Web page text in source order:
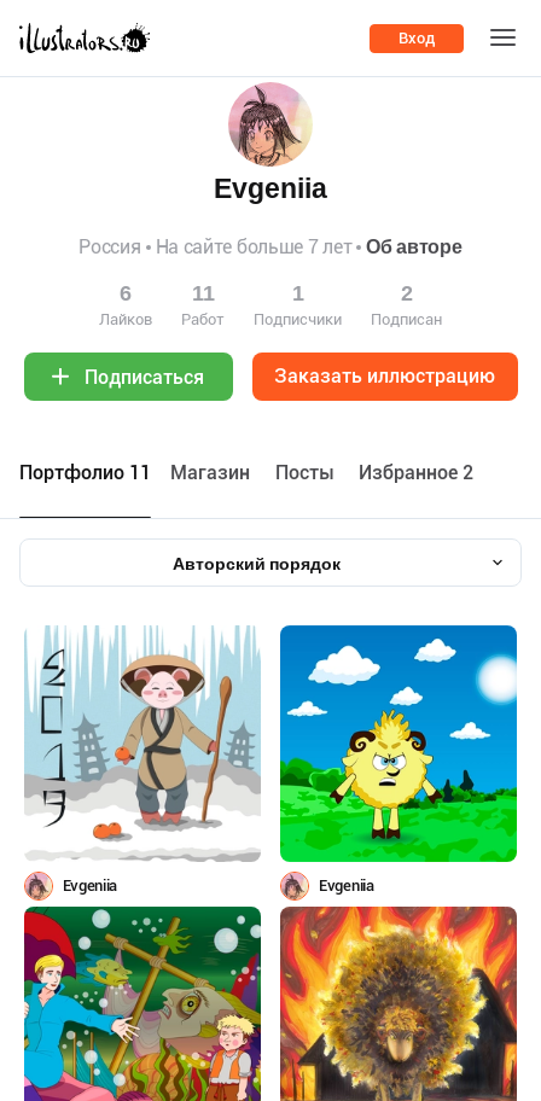
Вход
Evgeniia
Россия На сайте больше 7 лет Об авторе
6
Лайков
11
Работ
1
Подписчики
2
Подписан
Подписаться Заказать иллюстрацию
Портфолио 11 Maгазин Посты Избранное 2
Авторский порядок
Evgeniia Evgeniia